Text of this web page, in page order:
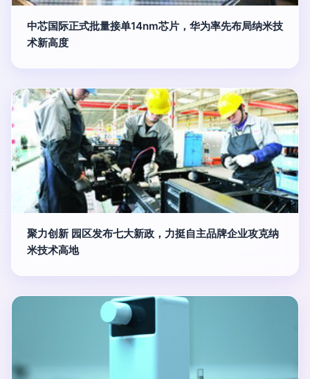
中芯国际正式批量接单14nm芯片，华为率先布局纳米技
术新高度
聚力创新 园区发布七大新政，力挺自主品牌企业攻克纳
米技术高地